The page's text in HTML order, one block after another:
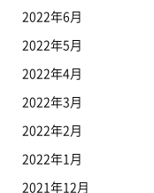
2022年6月
2022年5月
2022年4月
2022年3月
2022年2月
2022年1月
2021年12月